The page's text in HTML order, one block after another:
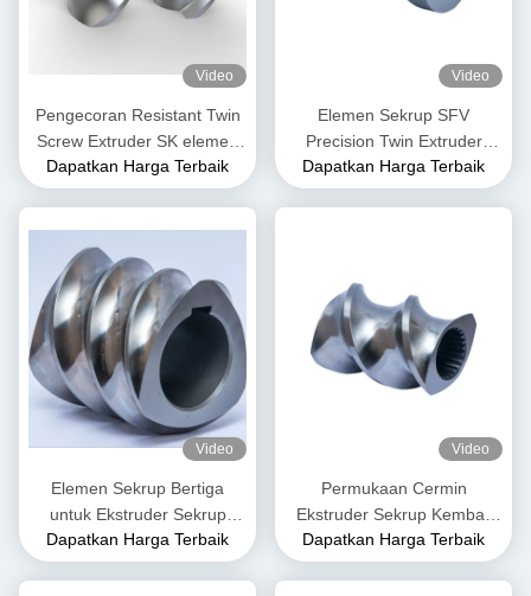
Video
Pengecoran Resistant Twin
Screw Extruder SK elemen
sekrup untuk industri plastik
Dapatkan Harga Terbaik
Video
Elemen Sekrup SFV
Precision Twin Extruder
Elemen Sekrup Untuk
Extruder Plastik
Dapatkan Harga Terbaik
Video
Elemen Sekrup Bertiga
untuk Ekstruder Sekrup
Kembar
Dapatkan Harga Terbaik
Video
Permukaan Cermin
Ekstruder Sekrup Kembar
Elemen Sekrup Conveyor
Double Flighted
Dapatkan Harga Terbaik